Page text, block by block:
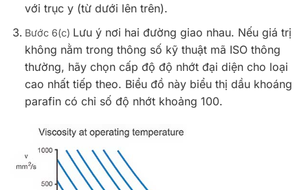
với trục y (từ dưới lên trên).
Bước 6(c) Lưu ý nơi hai đường giao nhau. Nếu giá trị
không nằm trong thông số kỹ thuật mã ISO thông
thường, hãy chọn cấp độ độ nhớt đại diện cho loại
cao nhất tiếp theo. Biểu đồ này biểu thị dầu khoáng
parafin có chỉ số độ nhớt khoảng 100.